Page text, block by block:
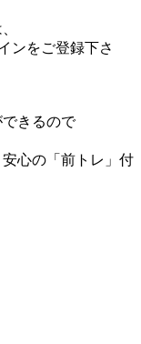
ンをご登録下さ
きるので
心の「前トレ」付